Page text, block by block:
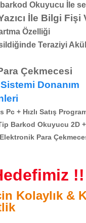
Okuyucu İle
İle Bilgi Fişi
Özelliği
Teraziyi
Çekmecesi
Donanım
+ Hızlı Satış
Barkod Okuyucu 2D
Elektronik Para
!!
Kolaylık &